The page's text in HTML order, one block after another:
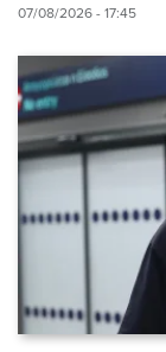
07/08/2026 - 17:45